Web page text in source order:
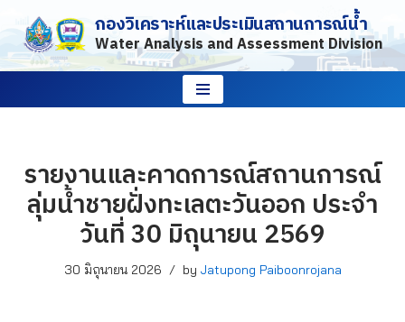
Skip
to
กองวิเคราะห์และประเมินสถานการณ์น้ำ
Water Analysis and Assessment Division
รายงานและคาดการณ์สถานการณ์
ลุ่มน้ำชายฝั่งทะเลตะวันออก ประจำ
วันที่ 30 มิถุนายน 2569
30 มิถุนายน 2026 by Jatupong Paiboonrojana